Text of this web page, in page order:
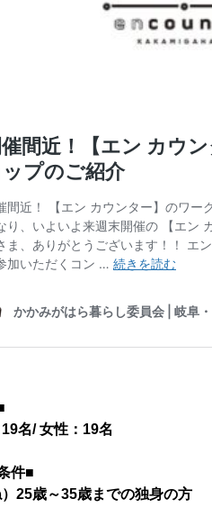
名/ 女性：19名
件■
）25歳～35歳までの独身の方